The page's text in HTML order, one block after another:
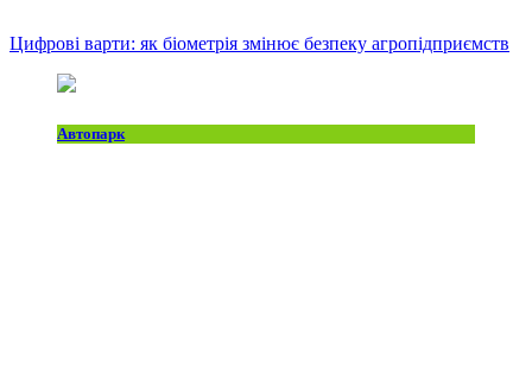
Цифрові варти: як біометрія змінює безпеку агропідприємств
Автопарк